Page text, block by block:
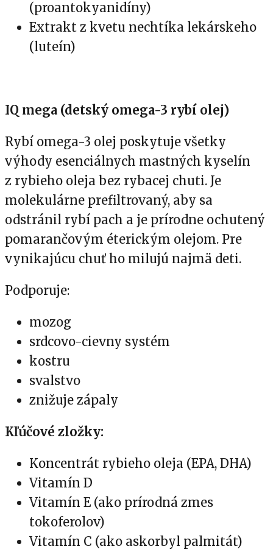
(proantokyanidíny)
Extrakt z kvetu nechtíka lekárskeho
(luteín)
IQ mega (detský omega-3 rybí olej)
Rybí omega-3 olej poskytuje všetky
výhody esenciálnych mastných kyselín
z rybieho oleja bez rybacej chuti. Je
molekulárne prefiltrovaný, aby sa
odstránil rybí pach a je prírodne ochutený
pomarančovým éterickým olejom. Pre
vynikajúcu chuť ho milujú najmä deti.
Podporuje:
mozog
srdcovo-cievny systém
kostru
svalstvo
znižuje zápaly
Kľúčové zložky:
Koncentrát rybieho oleja (EPA, DHA)
Vitamín D
Vitamín E (ako prírodná zmes
tokoferolov)
Vitamín C (ako askorbyl palmitát)